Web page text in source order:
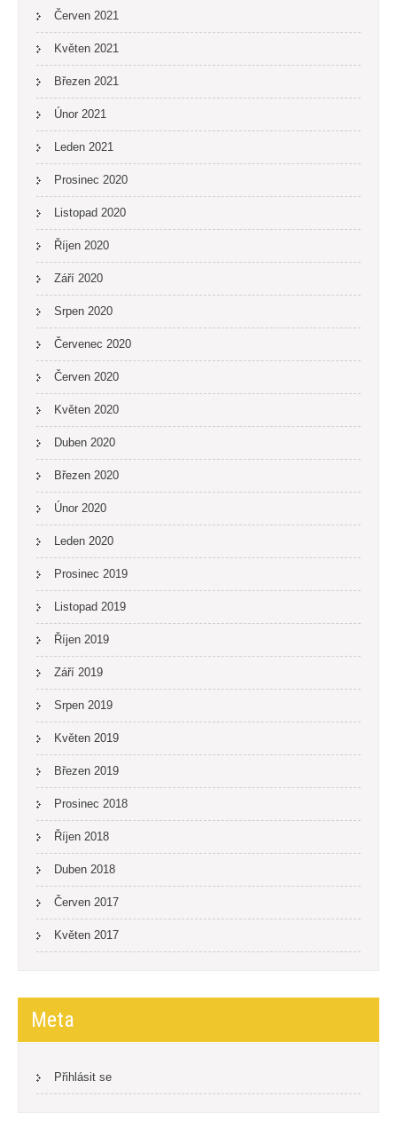
Červen 2021
Květen 2021
Březen 2021
Únor 2021
Leden 2021
Prosinec 2020
Listopad 2020
Říjen 2020
Září 2020
Srpen 2020
Červenec 2020
Červen 2020
Květen 2020
Duben 2020
Březen 2020
Únor 2020
Leden 2020
Prosinec 2019
Listopad 2019
Říjen 2019
Září 2019
Srpen 2019
Květen 2019
Březen 2019
Prosinec 2018
Říjen 2018
Duben 2018
Červen 2017
Květen 2017
Meta
Přihlásit se